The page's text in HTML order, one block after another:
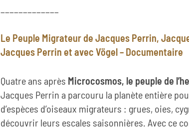
Le Peuple Migrateur de Jacques Perrin,
Jacques Perrin et avec Vögel – Documentaire
Quatre ans après Microcosmos, le peuple de
Jacques Perrin a parcouru la planète entière
d’espèces d’oiseaux migrateurs : grues, oies,
découvrir leurs escales saisonnières. Avec ce